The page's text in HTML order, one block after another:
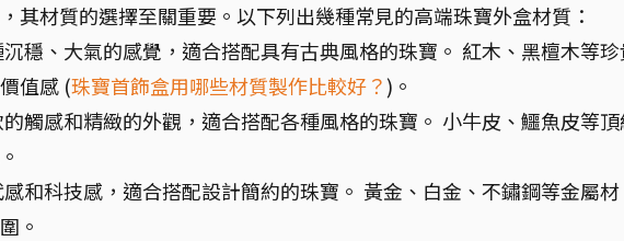
其材質的選擇至關重要。以下列出幾種常見的高端珠寶外盒材質：
穩、大氣的感覺，適合搭配具有古典風格的珠寶。 紅木、黑檀木等珍
值感 (珠寶首飾盒用哪些材質製作比較好？)。
觸感和精緻的外觀，適合搭配各種風格的珠寶。 小牛皮、鱷魚皮等頂
和科技感，適合搭配設計簡約的珠寶。 黃金、白金、不鏽鋼等金屬材
。